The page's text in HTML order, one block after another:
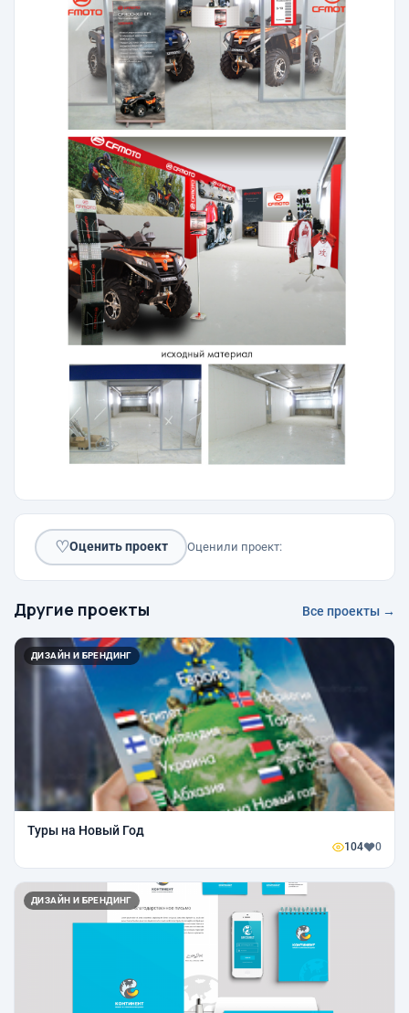
♡Оценить проект Оценили проект:
Другие проекты Все проекты →
ДИЗАЙН И БРЕНДИНГ
Туры на Новый Год
104 0
ДИЗАЙН И БРЕНДИНГ